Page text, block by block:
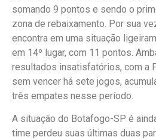
somando 9 pontos e sendo o
zona de rebaixamento. Por sua
encontra em uma situação
em 14º lugar, com 11 pontos.
resultados insatisfatórios, com a
sem vencer há sete jogos,
três empates nesse período.
A situação do Botafogo-SP é
time perdeu suas últimas duas